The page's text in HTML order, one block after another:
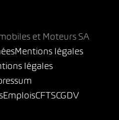
et Moteurs SA
Mentions légales
légales
EmploisCFTSCGDV